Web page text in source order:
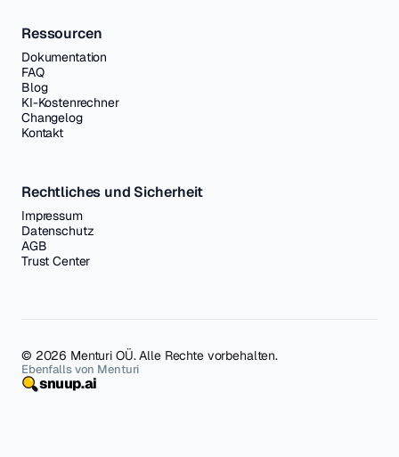
Ressourcen
Dokumentation
FAQ
Blog
KI-Kostenrechner
Changelog
Kontakt
Rechtliches und Sicherheit
Impressum
Datenschutz
AGB
Trust Center
© 2026 Menturi OÜ. Alle Rechte vorbehalten.
Ebenfalls von Menturi
snuup.ai